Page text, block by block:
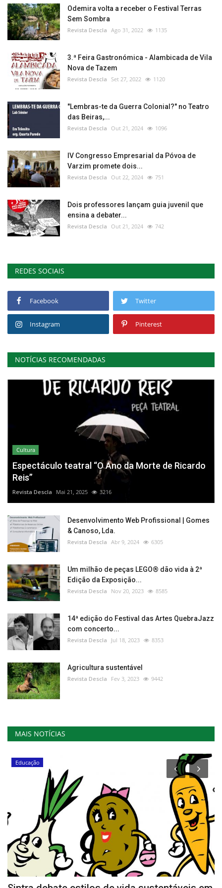
Odemira volta a receber o Festival Terras
Sem Sombra
Revista Descla Ago 31, 2022 1135
3.ª Feira Gastronómica - Alambicada de Vila
Nova de Tazem
Revista Descla Set 27, 2022 1120
"Lembras-te da Guerra Colonial?" no Teatro
das Beiras,...
Revista Descla Out 21, 2024 1096
IV Congresso Empresarial da Póvoa de
Varzim promete dois...
Revista Descla Out 22, 2024 751
Dois professores lançam guia juvenil que
ensina a debater...
Revista Descla Out 21, 2024 742
REDES SOCIAIS
Facebook Twitter
Instagram Pinterest
NOTÍCIAS RECOMENDADAS
Cultura
Espectáculo teatral “O Ano da Morte de Ricardo
Reis”
Revista Descla Mai 21, 2025 3216
Desenvolvimento Web Profissional | Gomes
& Canoso, Lda.
Revista Descla Abr 9, 2024 6305
Um milhão de peças LEGO® dão vida à 2ª
Edição da Exposição...
Revista Descla Nov 20, 2023 8585
14ª edição do Festival das Artes QuebraJazz
com concerto...
Revista Descla Jul 18, 2023 8353
Agricultura sustentável
Revista Descla Fev 3, 2023 9442
MAIS NOTÍCIAS
Educação